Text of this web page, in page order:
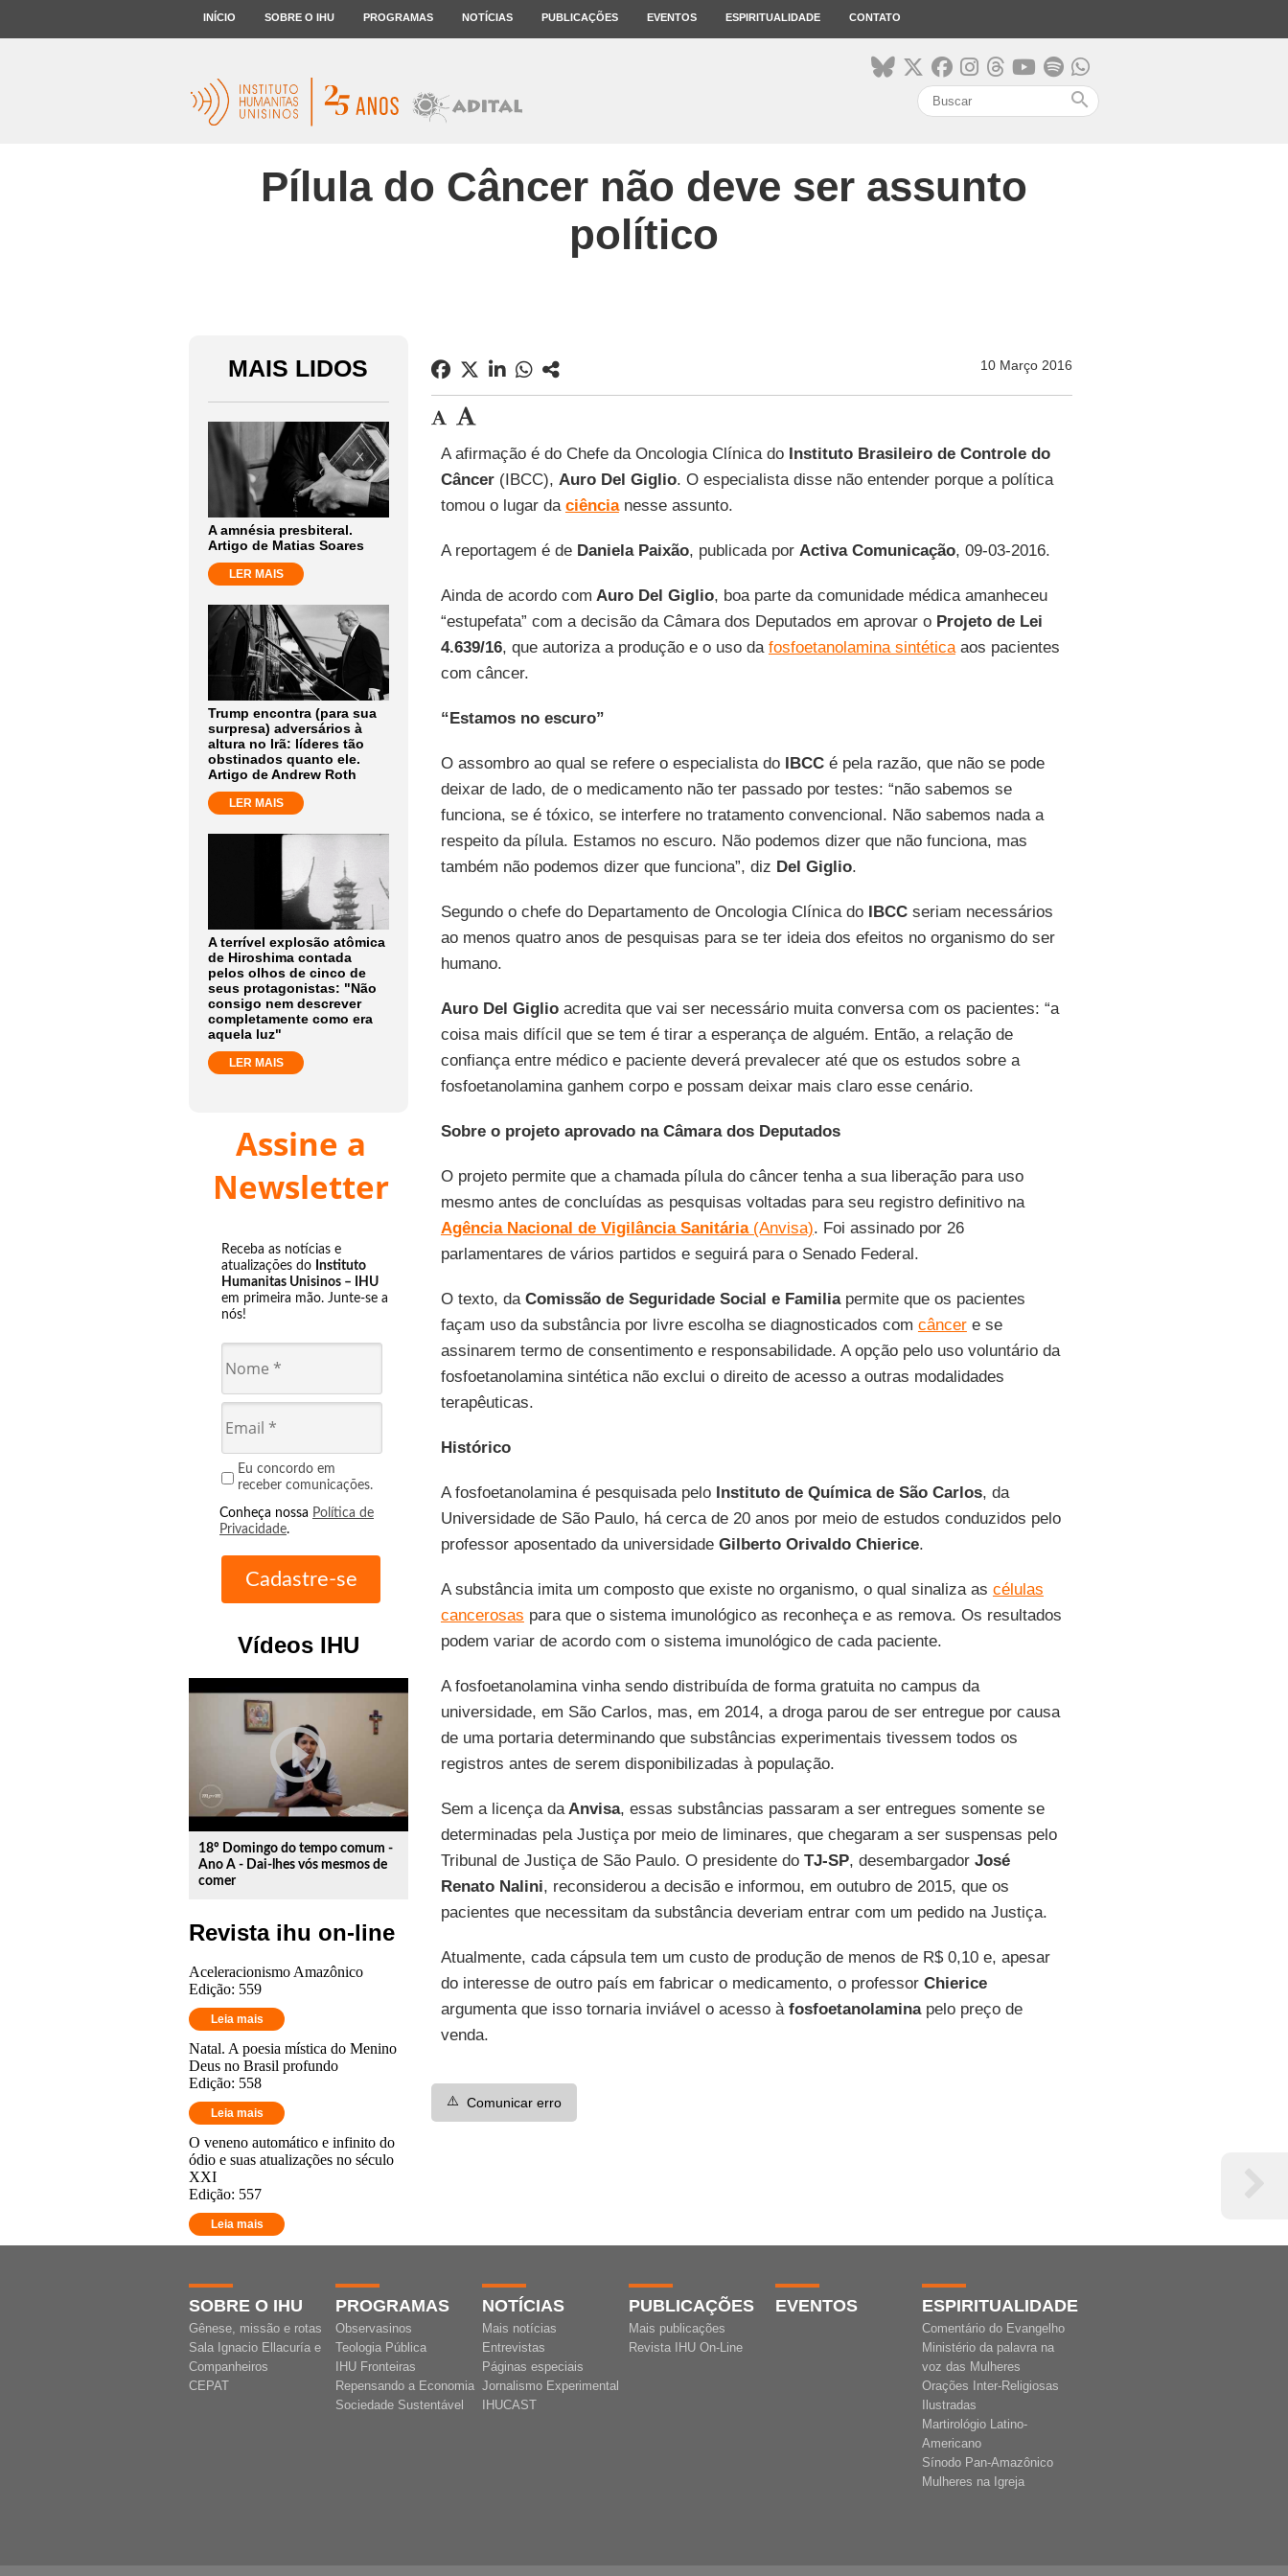
INÍCIO SOBRE O IHU PROGRAMAS NOTÍCIAS PUBLICAÇÕES EVENTOS ESPIRITUALIDADE CONTATO
search
Pílula do Câncer não deve ser assunto
político
MAIS LIDOS
A amnésia presbiteral.
Artigo de Matias Soares
LER MAIS
Trump encontra (para sua
surpresa) adversários à
altura no Irã: líderes tão
obstinados quanto ele.
Artigo de Andrew Roth
LER MAIS
A terrível explosão atômica
de Hiroshima contada
pelos olhos de cinco de
seus protagonistas: "Não
consigo nem descrever
completamente como era
aquela luz"
LER MAIS
Assine a
Newsletter
Receba as notícias e
atualizações do Instituto
Humanitas Unisinos – IHU
em primeira mão. Junte-se a
nós!
Eu concordo em
receber comunicações.
Conheça nossa Política de
Privacidade.
Vídeos IHU
play_circle_outline
18º Domingo do tempo comum -
Ano A - Dai-lhes vós mesmos de
comer
Revista ihu on-line
Aceleracionismo Amazônico
Edição: 559
Leia mais
Natal. A poesia mística do Menino
Deus no Brasil profundo
Edição: 558
Leia mais
O veneno automático e infinito do
ódio e suas atualizações no século
XXI
Edição: 557
Leia mais
10 Março 2016
A afirmação é do Chefe da Oncologia Clínica doInstituto Brasileiro de Controle do
Câncer(IBCC), Auro Del Giglio. O especialista disse não entender porque a política
tomou o lugar da ciêncianesse assunto.
A reportagem é de Daniela Paixão, publicada por Activa Comunicação, 09-03-2016.
Ainda de acordo com Auro Del Giglio, boa parte da comunidade médica amanheceu
“estupefata” com a decisão da Câmara dos Deputados em aprovar o Projeto de Lei
4.639/16, que autoriza a produção e o uso da fosfoetanolamina sintéticaaos pacientes
com câncer.
“Estamos no escuro”
O assombro ao qual se refere o especialista do IBCCé pela razão, que não se pode
deixar de lado, de o medicamento não ter passado por testes: “não sabemos se
funciona, se é tóxico, se interfere no tratamento convencional. Não sabemos nada a
respeito da pílula. Estamos no escuro. Não podemos dizer que não funciona, mas
também não podemos dizer que funciona”, diz Del Giglio.
Segundo o chefe do Departamento de Oncologia Clínica do IBCCseriam necessários
ao menos quatro anos de pesquisas para se ter ideia dos efeitos no organismo do ser
humano.
Auro Del Giglioacredita que vai ser necessário muita conversa com os pacientes: “a
coisa mais difícil que se tem é tirar a esperança de alguém. Então, a relação de
confiança entre médico e paciente deverá prevalecer até que os estudos sobre a
fosfoetanolamina ganhem corpo e possam deixar mais claro esse cenário.
Sobre o projeto aprovado na Câmara dos Deputados
O projeto permite que a chamada pílula do câncer tenha a sua liberação para uso
mesmo antes de concluídas as pesquisas voltadas para seu registro definitivo na
Agência Nacional de Vigilância Sanitária(Anvisa). Foi assinado por 26
parlamentares de vários partidos e seguirá para o Senado Federal.
O texto, da Comissão de Seguridade Social e Familiapermite que os pacientes
façam uso da substância por livre escolha se diagnosticados com câncere se
assinarem termo de consentimento e responsabilidade. A opção pelo uso voluntário da
fosfoetanolamina sintética não exclui o direito de acesso a outras modalidades
terapêuticas.
Histórico
A fosfoetanolamina é pesquisada pelo Instituto de Química de São Carlos, da
Universidade de São Paulo, há cerca de 20 anos por meio de estudos conduzidos pelo
professor aposentado da universidadeGilberto Orivaldo Chierice.
A substância imita um composto que existe no organismo, o qual sinaliza as células
cancerosas para que o sistema imunológico as reconheça e as remova. Os resultados
podem variar de acordo com o sistema imunológico de cada paciente.
A fosfoetanolamina vinha sendo distribuída de forma gratuita no campus da
universidade, em São Carlos, mas, em 2014, a droga parou de ser entregue por causa
de uma portaria determinando que substâncias experimentais tivessem todos os
registros antes de serem disponibilizadas à população.
Sem a licença daAnvisa, essas substâncias passaram a ser entregues somente se
determinadas pela Justiça por meio de liminares, que chegaram a ser suspensas pelo
Tribunal de Justiça de São Paulo. O presidente do TJ-SP, desembargadorJosé
Renato Nalini, reconsiderou a decisão e informou, em outubro de 2015, que os
pacientes que necessitam da substância deveriam entrar com um pedido na Justiça.
Atualmente, cada cápsula tem um custo de produção de menos de R$ 0,10 e, apesar
do interesse de outro país em fabricar o medicamento, o professor Chierice
argumenta que isso tornaria inviável o acesso àfosfoetanolaminapelo preço de
venda.
⚠️ Comunicar erro
SOBRE O IHU
Gênese, missão e rotas
Sala Ignacio Ellacuría e
Companheiros
CEPAT
PROGRAMAS
Observasinos
Teologia Pública
IHU Fronteiras
Repensando a Economia
Sociedade Sustentável
NOTÍCIAS
Mais notícias
Entrevistas
Páginas especiais
Jornalismo Experimental
IHUCAST
PUBLICAÇÕES
Mais publicações
Revista IHU On-Line
EVENTOS ESPIRITUALIDADE
Comentário do Evangelho
Ministério da palavra na
voz das Mulheres
Orações Inter-Religiosas
Ilustradas
Martirológio Latino-
Americano
Sínodo Pan-Amazônico
Mulheres na Igreja